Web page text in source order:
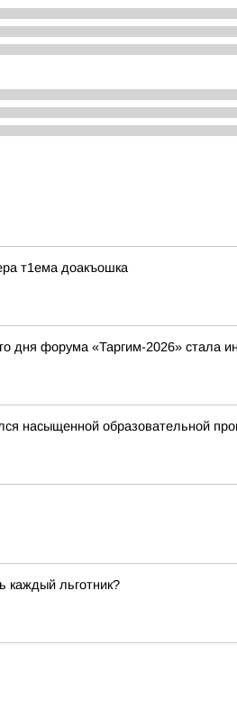
т1ема доакъошка
форума «Таргим-2026» стала
насыщенной образовательной
каждый льготник?